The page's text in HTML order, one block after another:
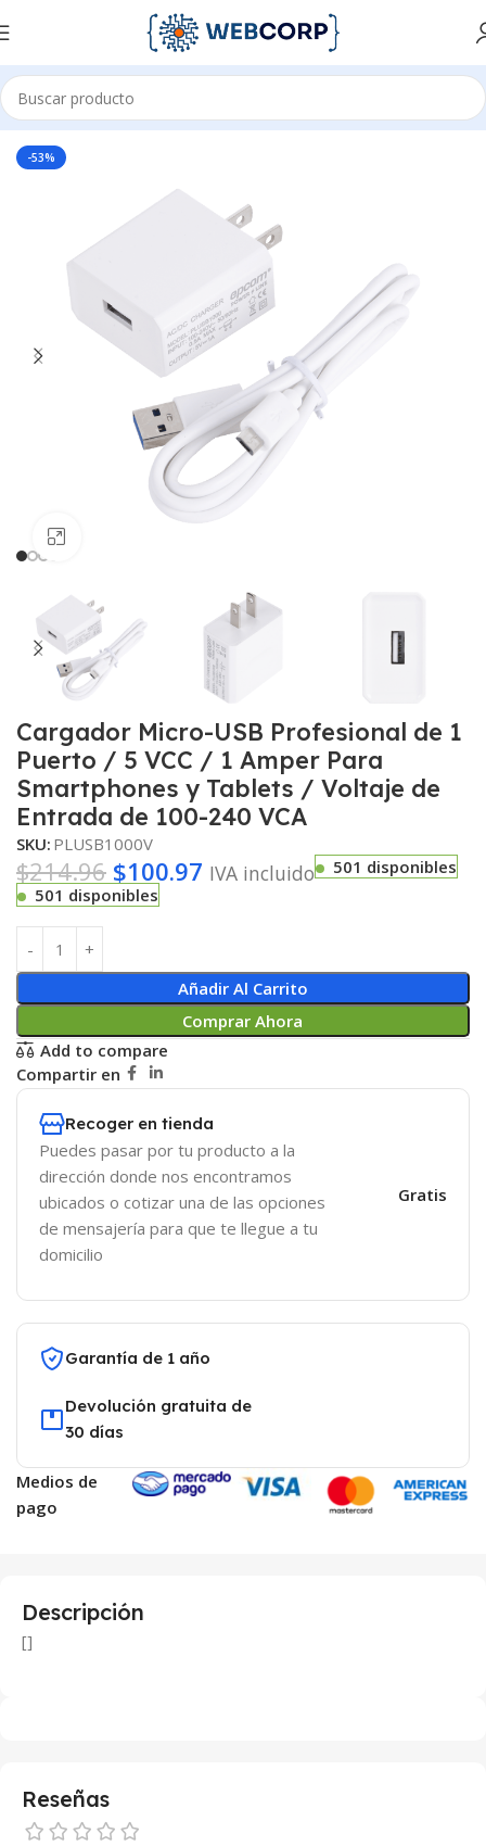
Inicio ENERGÍA CARGADORES
-53%
Cargador Micro-USB Profesional de 1
Puerto / 5 VCC / 1 Amper Para
Smartphones y Tablets / Voltaje de
Entrada de 100-240 VCA
SKU: PLUSB1000V
$214.96 $100.97 IVA incluido
501 disponibles
501 disponibles
Añadir Al Carrito
Comprar Ahora
Add to compare
Compartir en
Recoger en tienda
Puedes pasar por tu producto a la
dirección donde nos encontramos
ubicados o cotizar una de las opciones
de mensajería para que te llegue a tu
domicilio
Gratis
Garantía de 1 año
Devolución gratuita de
30 días
Medios de
pago
Descripción
[]
Reseñas